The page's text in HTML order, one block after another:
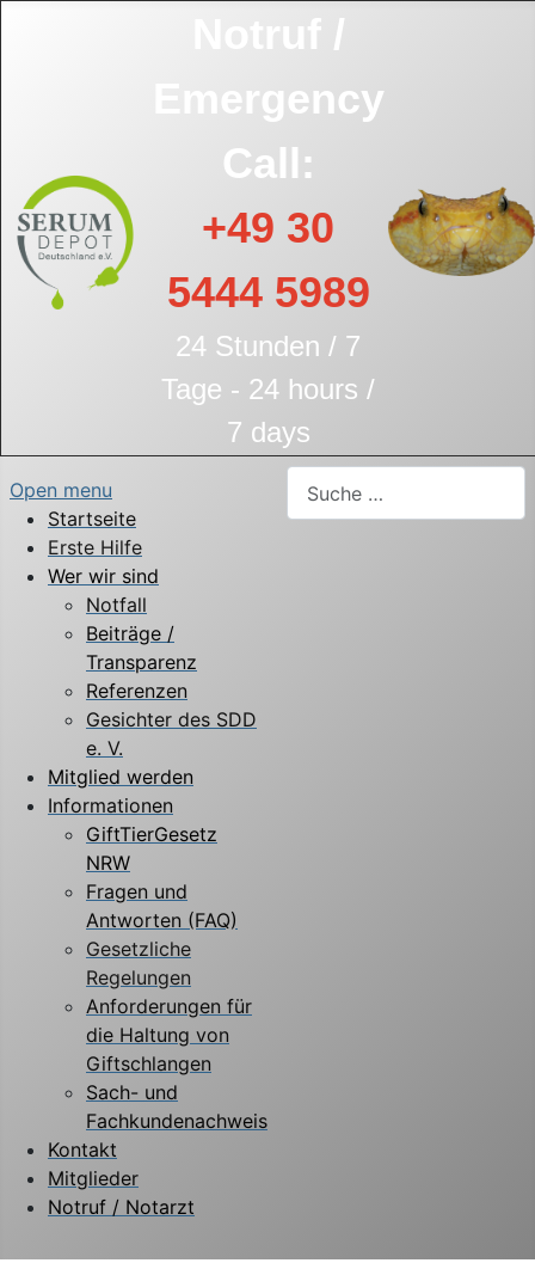
Notruf /
Emergency
Call:
+49 30
5444 5989
24 Stunden / 7
Tage - 24 hours /
7 days
Open menu
Startseite
Erste Hilfe
Wer wir sind
Notfall
Beiträge /
Transparenz
Referenzen
Gesichter des SDD
e. V.
Mitglied werden
Informationen
GiftTierGesetz
NRW
Fragen und
Antworten (FAQ)
Gesetzliche
Regelungen
Anforderungen für
die Haltung von
Giftschlangen
Sach- und
Fachkundenachweis
Kontakt
Mitglieder
Notruf / Notarzt